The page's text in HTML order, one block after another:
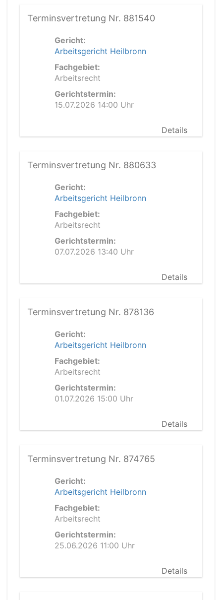
Terminsvertretung Nr. 881540
Gericht:
Arbeitsgericht Heilbronn
Fachgebiet:
Arbeitsrecht
Gerichtstermin:
15.07.2026 14:00 Uhr
Details
Terminsvertretung Nr. 880633
Gericht:
Arbeitsgericht Heilbronn
Fachgebiet:
Arbeitsrecht
Gerichtstermin:
07.07.2026 13:40 Uhr
Details
Terminsvertretung Nr. 878136
Gericht:
Arbeitsgericht Heilbronn
Fachgebiet:
Arbeitsrecht
Gerichtstermin:
01.07.2026 15:00 Uhr
Details
Terminsvertretung Nr. 874765
Gericht:
Arbeitsgericht Heilbronn
Fachgebiet:
Arbeitsrecht
Gerichtstermin:
25.06.2026 11:00 Uhr
Details